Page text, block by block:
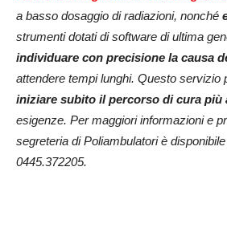
a basso dosaggio di radiazioni, nonché
strumenti dotati di software di ultima
individuare con precisione la causa
attendere tempi lunghi. Questo servizio
iniziare subito il percorso di cura più
esigenze. Per maggiori informazioni e
segreteria di Poliambulatori è
0445.372205.